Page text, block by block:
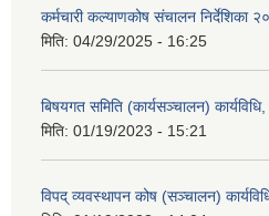
कर्मचारी कल्याणकोष संचालन निर्देशिका
मिति: 04/29/2025 - 16:25
बिषयगत समिति (कार्यसञ्चालन)
मिति: 01/19/2023 - 15:21
विपद् व्यवस्थापन कोष (सञ्चालन)